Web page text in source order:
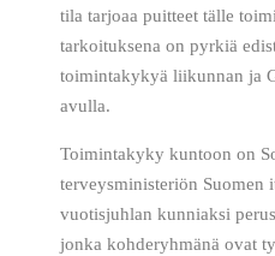
tila tarjoaa puitteet tälle
tarkoituksena on pyrkiä
toimintakykyä liikunnan ja
avulla.
Toimintakyky kuntoon on
terveysministeriön Suomen
vuotisjuhlan kunniaksi
jonka kohderyhmänä ovat